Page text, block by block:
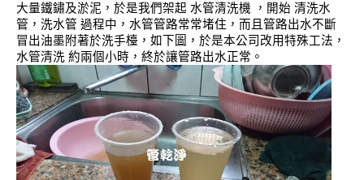
大量鐵鏽及淤泥，於是我們架起 水管清洗機 ，開始 清洗水
管，洗水管 過程中，水管管路常常堵住，而且管路出水不斷
冒出油墨附著於洗手檯，如下圖，於是本公司改用特殊工法，
水管清洗 約兩個小時，終於讓管路出水正常。